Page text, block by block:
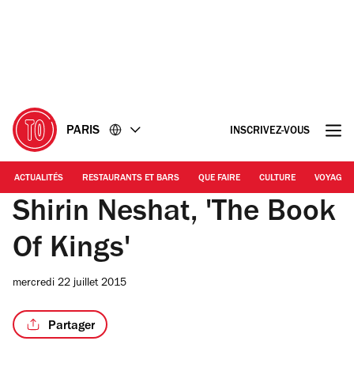
PARIS INSCRIVEZ-VOUS
ACTUALITÉS RESTAURANTS ET BARS QUE FAIRE CULTURE VOYAGE
Shirin Neshat, 'The Book
Of Kings'
mercredi 22 juillet 2015
Partager